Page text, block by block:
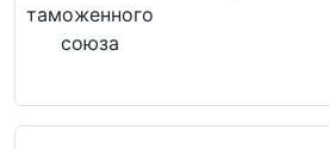
таможенного
союза